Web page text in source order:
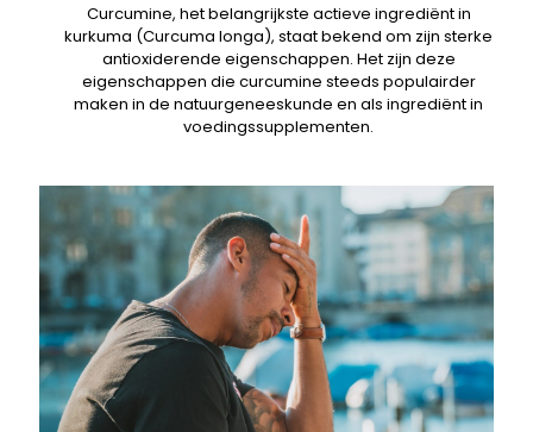
Curcumine, het belangrijkste actieve ingrediënt in
kurkuma (Curcuma longa), staat bekend om zijn sterke
antioxiderende eigenschappen. Het zijn deze
eigenschappen die curcumine steeds populairder
maken in de natuurgeneeskunde en als ingrediënt in
voedingssupplementen.